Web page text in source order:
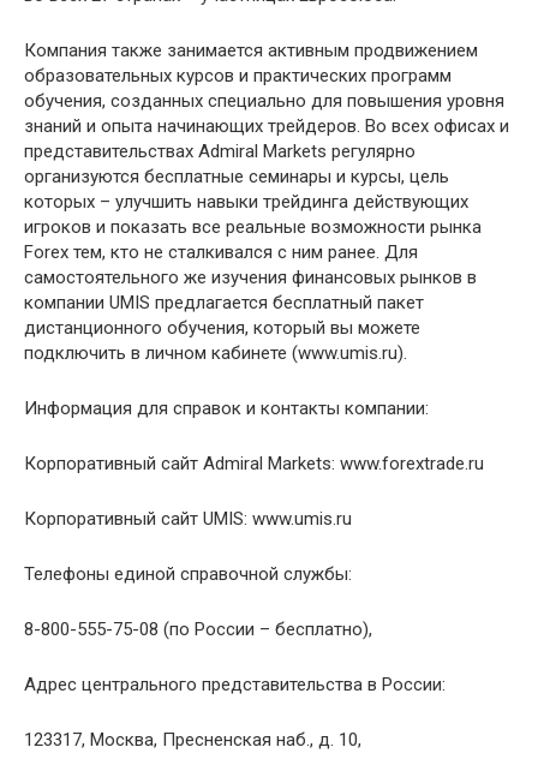
Компания также занимается активным продвижением
образовательных курсов и практических программ
обучения, созданных специально для повышения уровня
знаний и опыта начинающих трейдеров. Во всех офисах и
представительствах Admiral Markets регулярно
организуются бесплатные семинары и курсы, цель
которых – улучшить навыки трейдинга действующих
игроков и показать все реальные возможности рынка
Forex тем, кто не сталкивался с ним ранее. Для
самостоятельного же изучения финансовых рынков в
компании UMIS предлагается бесплатный пакет
дистанционного обучения, который вы можете
подключить в личном кабинете (www.umis.ru).
Информация для справок и контакты компании:
Корпоративный сайт Admiral Markets: www.forextrade.ru
Корпоративный сайт UMIS: www.umis.ru
Телефоны единой справочной службы:
8-800-555-75-08 (по России – бесплатно),
Адрес центрального представительства в России:
123317, Москва, Пресненская наб., д. 10,